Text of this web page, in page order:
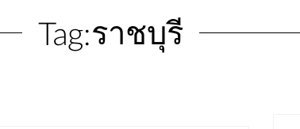
Tag:ราชบุรี